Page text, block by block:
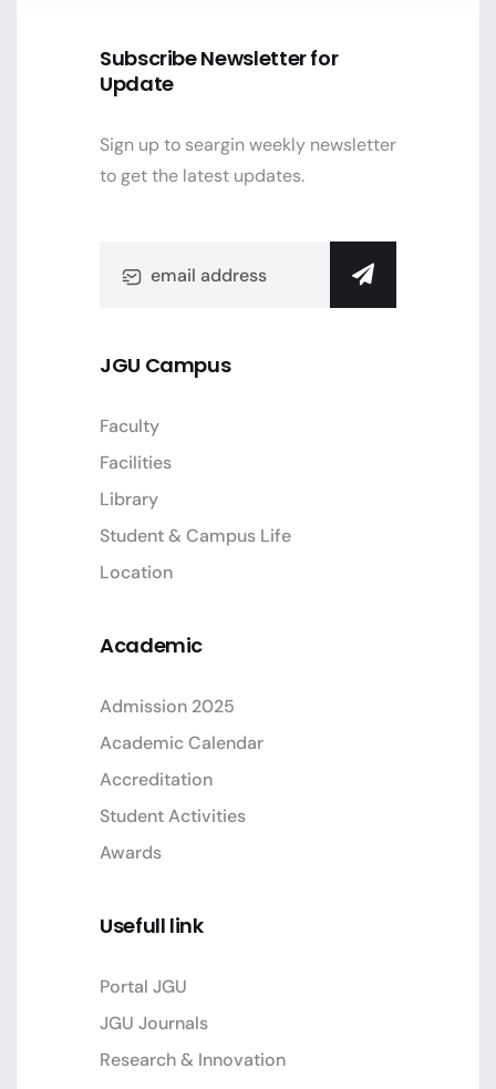
Subscribe Newsletter for
Update
Sign up to seargin weekly newsletter
to get the latest updates.
JGU Campus
Faculty
Facilities
Library
Student & Campus Life
Location
Academic
Admission 2025
Academic Calendar
Accreditation
Student Activities
Awards
Usefull link
Portal JGU
JGU Journals
Research & Innovation